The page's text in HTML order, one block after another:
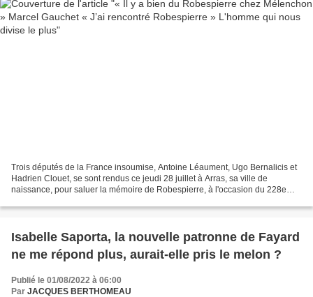
Trois députés de la France insoumise, Antoine Léaument, Ugo Bernalicis et
Hadrien Clouet, se sont rendus ce jeudi 28 juillet à Arras, sa ville de
naissance, pour saluer la mémoire de Robespierre, à l'occasion du 228e
Isabelle Saporta, la nouvelle patronne de Fayard
ne me répond plus, aurait-elle pris le melon ?
Publié le 01/08/2022 à 06:00
Par JACQUES BERTHOMEAU